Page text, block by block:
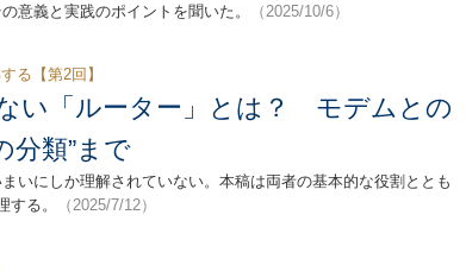
意義と実践のポイントを聞いた。
（2025/10/6）
る【第2回】
い「ルーター」とは？ モデムとの
分類”まで
いにしか理解されていない。本稿は両者の基本的な役割ととも
る。
（2025/7/12）